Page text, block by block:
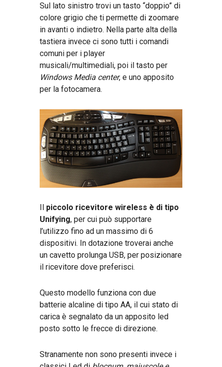
Sul lato sinistro trovi un tasto “doppio” di
colore grigio che ti permette di zoomare
in avanti o indietro. Nella parte alta della
tastiera invece ci sono tutti i comandi
comuni per i player
musicali/multimediali, poi il tasto per
Windows Media center, e uno apposito
per la fotocamera.
Il piccolo ricevitore wireless è di tipo
Unifying, per cui può supportare
l’utilizzo fino ad un massimo di 6
dispositivi. In dotazione troverai anche
un cavetto prolunga USB, per posizionare
il ricevitore dove preferisci.
Questo modello funziona con due
batterie alcaline di tipo AA, il cui stato di
carica è segnalato da un apposito led
posto sotto le frecce di direzione.
Stranamente non sono presenti invece i